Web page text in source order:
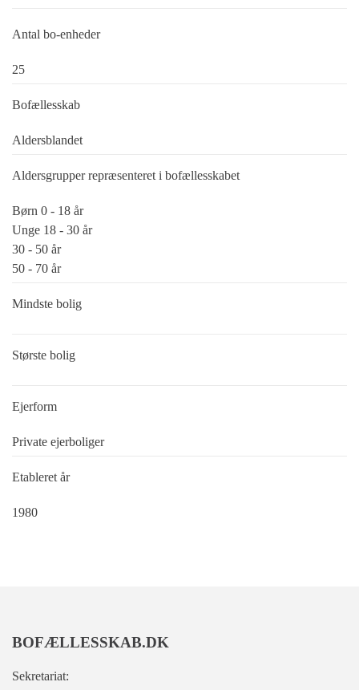
Antal bo-enheder
25
Bofællesskab
Aldersblandet
Aldersgrupper repræsenteret i bofællesskabet
Børn 0 - 18 år
Unge 18 - 30 år
30 - 50 år
50 - 70 år
Mindste bolig
Største bolig
Ejerform
Private ejerboliger
Etableret år
1980
BOFÆLLESSKAB.DK
Sekretariat: